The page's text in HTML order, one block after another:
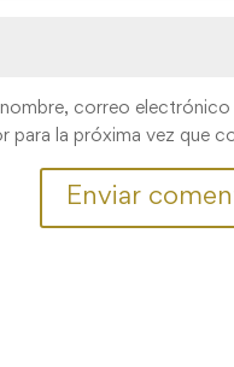
nombre, correo electrónico
para la próxima vez que